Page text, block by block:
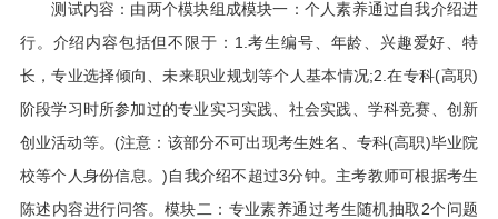
测试内容：由两个模块组成模块一：个人素养通过自我介绍进
行。介绍内容包括但不限于：1.考生编号、年龄、兴趣爱好、特
长，专业选择倾向、未来职业规划等个人基本情况;2.在专科(高职)
阶段学习时所参加过的专业实习实践、社会实践、学科竞赛、创新
创业活动等。(注意：该部分不可出现考生姓名、专科(高职)毕业院
校等个人身份信息。)自我介绍不超过3分钟。主考教师可根据考生
陈述内容进行问答。模块二：专业素养通过考生随机抽取2个问题